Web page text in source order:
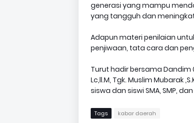
generasi yang mampu
yang tangguh dan
Adapun materi penilaian
penjiwaan, tata cara dan
Turut hadir bersama Dandim
Lc,ll.M, Tgk. Muslim Mubarak
siswa dan siswi SMA, SMP,
Tags kabar daerah